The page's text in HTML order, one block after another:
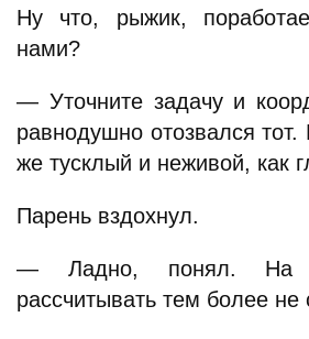
Ну что, рыжик,
нами?
— Уточните задачу и
равнодушно отозвался тот.
же тусклый и неживой, как
Парень вздохнул.
— Ладно, понял. На
рассчитывать тем более не